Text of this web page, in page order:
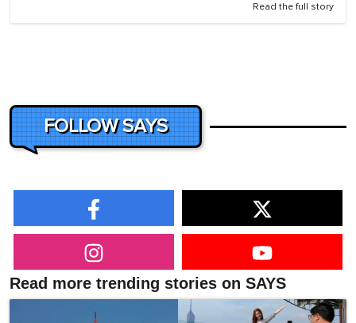
Read the full story
FOLLOW SAYS
Read more trending stories on SAYS